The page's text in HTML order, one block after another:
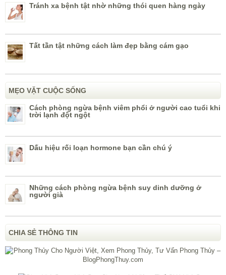
Tránh xa bệnh tật nhờ những thói quen hàng ngày
Tất tần tật những cách làm đẹp bằng cám gạo
MẸO VẶT CUỘC SỐNG
Cách phòng ngừa bệnh viêm phổi ở người cao tuổi khi
trời lạnh đột ngột
Dấu hiệu rối loạn hormone bạn cần chú ý
Những cách phòng ngừa bệnh suy dinh dưỡng ở
người già
CHIA SẺ THÔNG TIN